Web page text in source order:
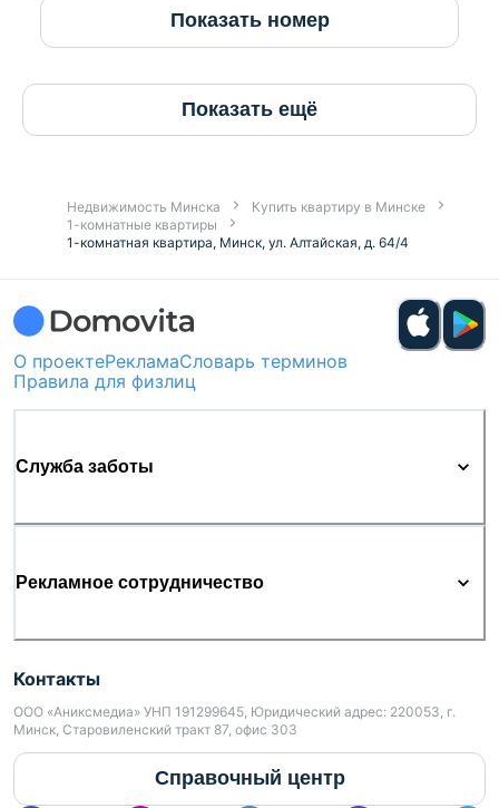
Показать номер
Показать ещё
Недвижимость Минска
Купить квартиру в Минске
1-комнатные квартиры
1-комнатная квартира, Минск, ул. Алтайская, д. 64/4
О проектеРекламаСловарь терминов
Правила для физлиц
Служба заботы
Рекламное сотрудничество
Контакты
ООО «Аниксмедиа» УНП 191299645, Юридический адрес: 220053, г.
Минск, Старовиленский тракт 87, офис 303
Справочный центр